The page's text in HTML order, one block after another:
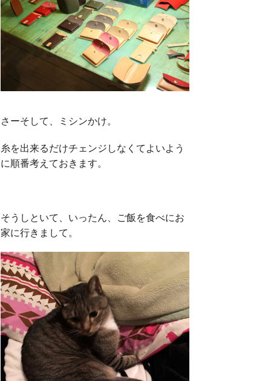
さーそして、ミシンかけ。
糸を出来るだけチェンジしなくてよいよう
に順番考えておきます。
そうしといて、いったん、ご飯を食べにお
家に行きまして。